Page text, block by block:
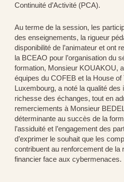
Continuité d’Activité (PCA).
Au terme de la session, les
des enseignements, la rigueur
disponibilité de l’animateur et ont
la BCEAO pour l’organisation du
formation, Monsieur KOUAKOU,
équipes du COFEB et la House of
Luxembourg, a noté la qualité des
richesse des échanges, tout en
remerciements à Monsieur
déterminante au succès de la
l’assiduité et l’engagement des
d’exprimer le souhait que les
contribuent au renforcement de la
financier face aux cybermenaces.